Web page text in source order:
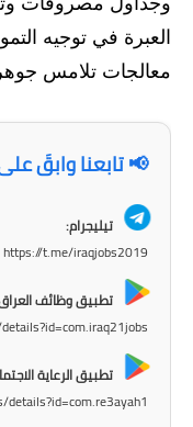
العبرة في توجيه
معالجات تلامس جوهر
📢 تابعنا وابقَ
تيليجرام:
https://t.me/iraqjobs2019
تطبيق وظائف
تطبيق الرعاية